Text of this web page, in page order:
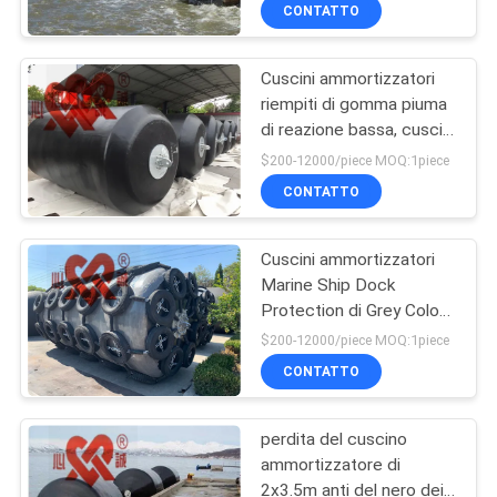
DELLA
FABBRICA
CONTROLLO
DI
QUALITÀ
CONTATTICI
NOTIZIE
CASI
MAPPA
galleggiamento
Cuscini
ammortizzatori
pneumatici di
Yokohama
62
Airbag di gomma
marini
31
CONTATTO
Cuscini ammortizzatori
riempiti di gomma piuma
di reazione bassa, cuscini
ammortizzatori sospesi
di galleggiamento per la
nave dell'olio
$200-12000/piece MOQ:1piece
CONTATTO
Cuscini ammortizzatori
Marine Ship Dock
Protection di Grey Color
Eva Foam Boat
$200-12000/piece MOQ:1piece
CONTATTO
perdita del cuscino
ammortizzatore di
2x3.5m anti del nero dei